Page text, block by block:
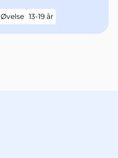
utgangsstilling med
begge armene
"90grader" ut til
Øvelse 13-19 år